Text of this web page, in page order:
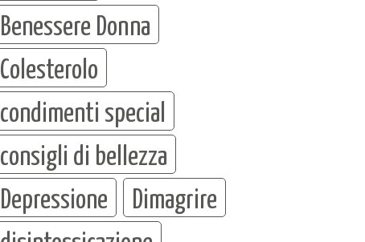
Benessere Donna
Colesterolo
condimenti special
consigli di bellezza
Depressione
Dimagrire